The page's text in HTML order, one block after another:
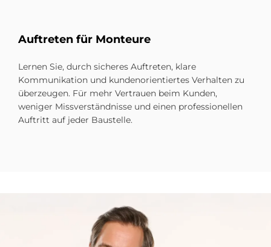
Auf­tre­ten für Mon­teu­re
Lernen Sie, durch sicheres Auftreten, klare
Kommunikation und kundenorientiertes Verhalten zu
überzeugen. Für mehr Vertrauen beim Kunden,
weniger Missverständnisse und einen professionellen
Auftritt auf jeder Baustelle.